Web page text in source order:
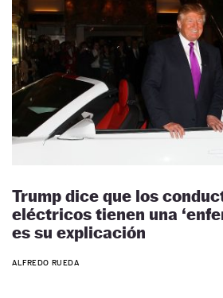
Trump dice que los
eléctricos tienen una
es su explicación
ALFREDO RUEDA